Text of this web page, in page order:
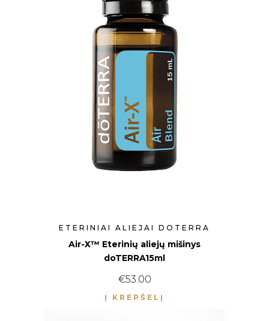
ETERINIAI ALIEJAI DOTERRA
Air-X™ Eterinių aliejų mišinys
doTERRA15ml
€53.00
Į KREPŠELĮ